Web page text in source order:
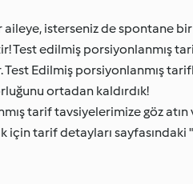
isterseniz de spontane
Test edilmiş porsiyonlanmış
Test Edilmiş porsiyonlanmış
ortadan kaldırdık!
tarif tavsiyelerimize göz
tarif detayları sayfasındaki